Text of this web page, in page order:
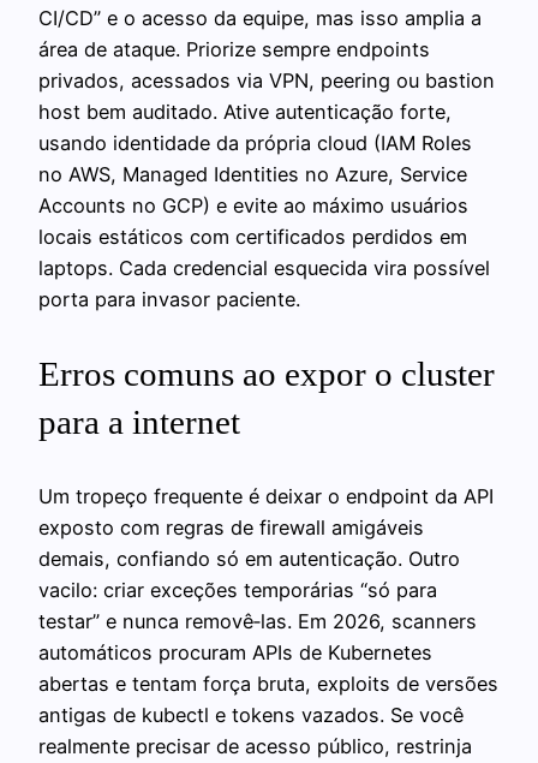
CI/CD” e o acesso da equipe, mas isso amplia a
área de ataque. Priorize sempre endpoints
privados, acessados via VPN, peering ou bastion
host bem auditado. Ative autenticação forte,
usando identidade da própria cloud (IAM Roles
no AWS, Managed Identities no Azure, Service
Accounts no GCP) e evite ao máximo usuários
locais estáticos com certificados perdidos em
laptops. Cada credencial esquecida vira possível
porta para invasor paciente.
Erros comuns ao expor o cluster
para a internet
Um tropeço frequente é deixar o endpoint da API
exposto com regras de firewall amigáveis
demais, confiando só em autenticação. Outro
vacilo: criar exceções temporárias “só para
testar” e nunca removê‑las. Em 2026, scanners
automáticos procuram APIs de Kubernetes
abertas e tentam força bruta, exploits de versões
antigas de kubectl e tokens vazados. Se você
realmente precisar de acesso público, restrinja